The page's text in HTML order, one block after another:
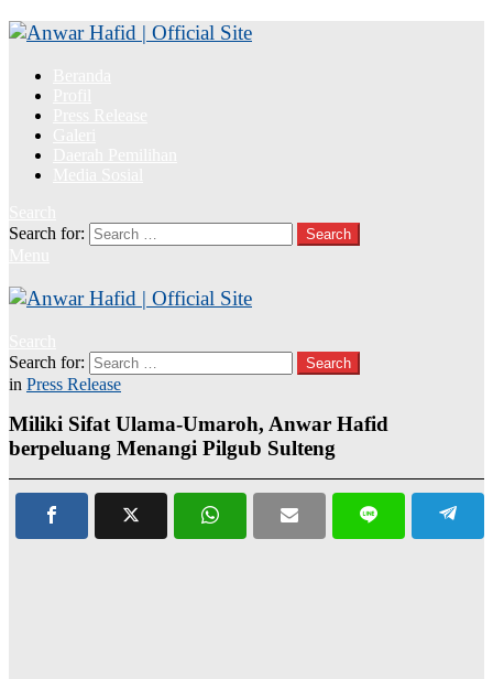
Search for:
Search
Search for:
Search
in Press Release
Miliki Sifat Ulama-Umaroh, Anwar Hafid
berpeluang Menangi Pilgub Sulteng